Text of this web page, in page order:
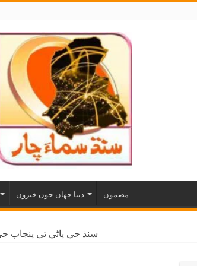
دنيا جهان جون خبرون مضمون
سنڌ جي پاڻي تي پنجاب